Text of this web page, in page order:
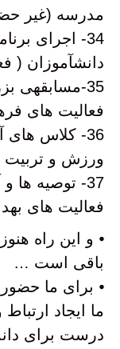
مدرسه (غیر
34- اجرای
دانشآموزان (
35-مسابقهی
فعالیت های
36- کلاس های
ورزش و تربیت
37- توصیه
فعالیت های
⦁ و این راه
باقی است …
⦁ برای ما
ما ایجاد
درست برای